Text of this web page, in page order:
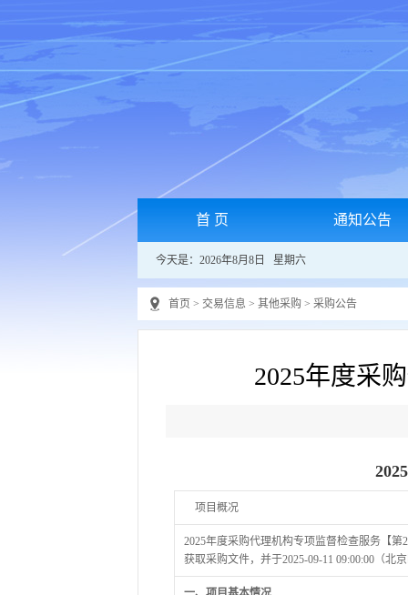
首 页 通知公告
今天是：2026年8月8日 星期六
首页 > 交易信息 > 其他采购 > 采购公告
2025年度采
项目概况
2025年度采购代理机构专项监督检查服务【
获取采购文件，并于2025-09-11 09:00:00（北